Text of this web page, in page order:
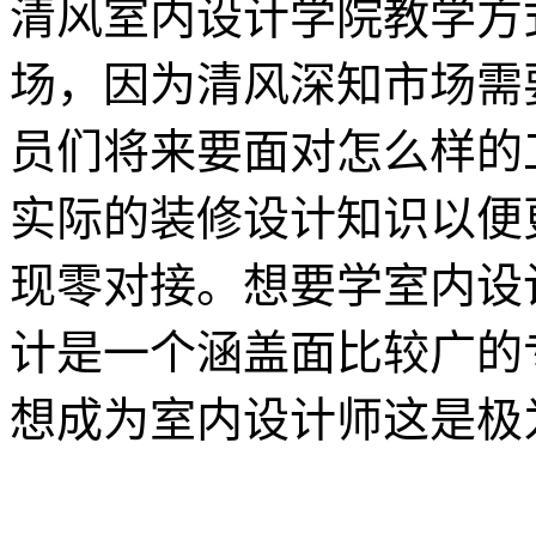
清风室内设计学院教学
场，因为清风深知市场
员们将来要面对怎么样
实际的装修设计知识以
现零对接。想要学室内
计是一个涵盖面比较广
想成为室内设计师这是